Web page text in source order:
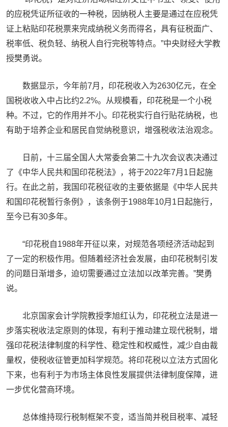
的应税凭证所征收的一种税，因纳税人主要是通过在应税凭
证上粘贴印花税票来完成纳税义务而得名，具有征税面广、
税率低、税负轻、纳税人自行完税等特点。”中央财经大学教
授樊勇说。
数据显示，今年前7月，印花税收入为2630亿元，在全
国税收收入中占比约2.2%。从规模看，印花税是一个小税
种。不过，它的作用并不小。印花税实行自行贴花纳税，也
有助于培养企业和居民自觉纳税意识，增强税收法治观念。
日前，十三届全国人大常委会第二十九次会议表决通过
了《中华人民共和国印花税法》，将于2022年7月1日起施
行。在此之前，我国印花税征收的主要依据是《中华人民共
和国印花税暂行条例》，该条例于1988年10月1日起施行，
至今已有30多年。
“印花税自1988年开征以来，对规范各项经济活动起到
了一定的积极作用。但随着经济社会发展，由印花税制引发
的问题日渐增多，迫切需要通过立法加以改革完善。”樊勇
说。
北京国家会计学院教授李旭红认为，印花税立法是进一
步落实税收法定原则的体现，有利于推动建立现代税制，增
强印花税法律制度的科学性、稳定性和权威性，减少自由裁
量权，使税收征管更加科学规范。将印花税以立法方式固化
下来，也有利于为市场主体良性发展提供法律制度保障，进
一步优化营商环境。
总体维持现行税制框架不变，适当简并税目税率、减轻